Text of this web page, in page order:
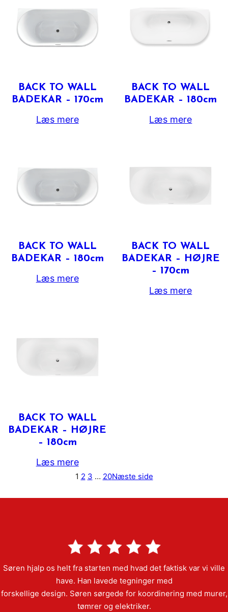
BACK TO WALL
BADEKAR – 170cm
Læs mere
BACK TO WALL
BADEKAR – 180cm
Læs mere
BACK TO WALL
BADEKAR – 180cm
Læs mere
BACK TO WALL
BADEKAR – HØJRE
– 170cm
Læs mere
BACK TO WALL
BADEKAR – HØJRE
– 180cm
Læs mere
1 2 3 … 20Næste side
Søren hjalp os helt fra starten med hvad det faktisk var vi ville
have. Han lavede tegninger med
forskellige design. Søren sørgede for koordinering med murer,
tømrer og elektriker.